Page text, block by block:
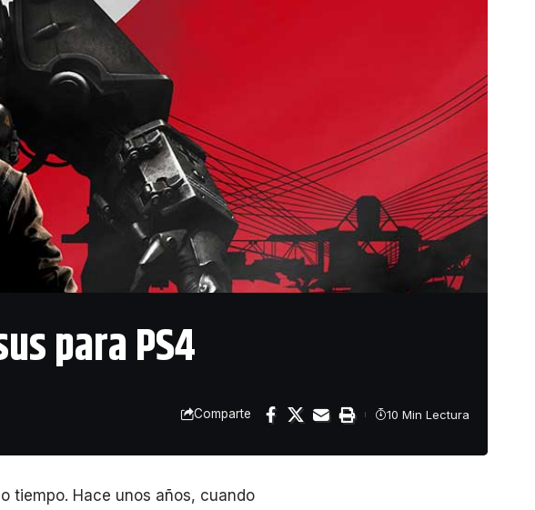
para PS4
Comparte 10 Min Lectura
tiempo. Hace unos años, cuando